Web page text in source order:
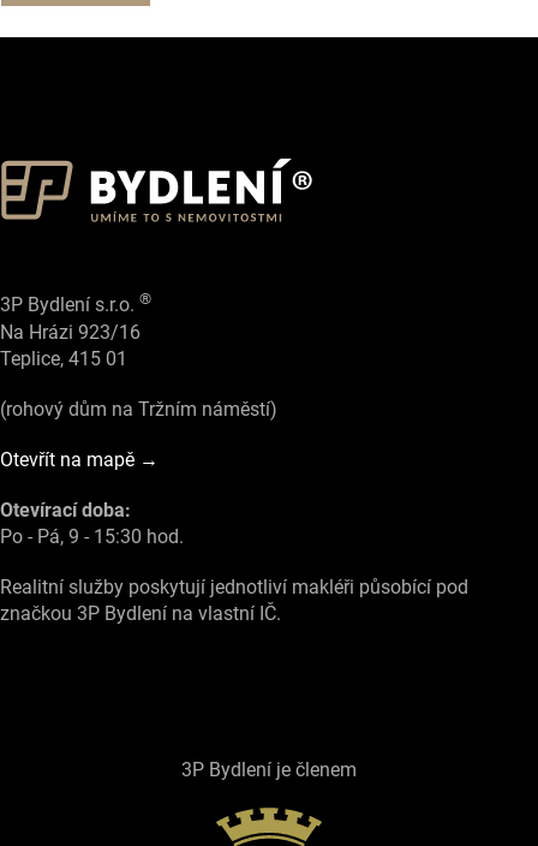
3P Bydlení s.r.o. ®
Na Hrázi 923/16
Teplice, 415 01
(rohový dům na Tržním náměstí)
Otevřít na mapě →
Otevírací doba:
Po - Pá, 9 - 15:30 hod.
Realitní služby poskytují jednotliví makléři působící pod
značkou 3P Bydlení na vlastní IČ.
3P Bydlení je členem